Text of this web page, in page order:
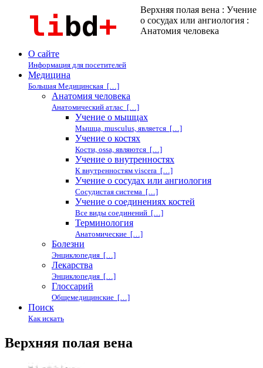
Верхняя полая вена : Учение
о сосудах или ангиология :
Анатомия человека
О сайте
Информация для посетителей
Медицина
Большая Медицинская […]
Анатомия человека
Анатомический атлас […]
Учение о мышцах
Мышца, musculus, является […]
Учение о костях
Кости, ossa, являются […]
Учение о внутренностях
К внутренностям viscera […]
Учение о сосудах или ангиология
Сосудистая система […]
Учение о соединениях костей
Все виды соединений […]
Терминология
Анатомические […]
Болезни
Энциклопедия […]
Лекарства
Энциклопедия […]
Глоссарий
Общемедицинские […]
Поиск
Как искать
Верхняя полая вена